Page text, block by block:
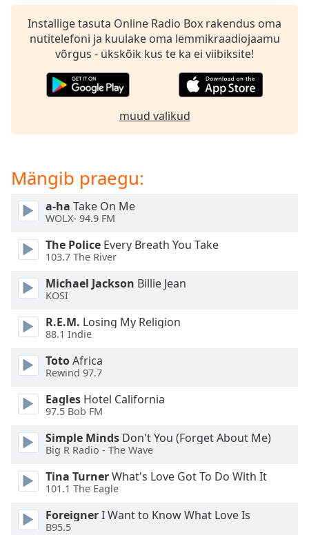
dialog
window.
Escape
window.
Color
Opacity
Text
Color
Opacity
Caption
Background
Color
Opacity
Font
Size
Installige tasuta Online Radio Box rakendus oma
nutitelefoni ja kuulake oma lemmikraadiojaamu
võrgus - ükskõik kus te ka ei viibiksite!
muud valikud
Mängib praegu:
a-ha Take On Me
WOLX- 94.9 FM
The Police Every Breath You Take
103.7 The River
Michael Jackson Billie Jean
KOSI
R.E.M. Losing My Religion
88.1 Indie
TotoAfrica
Rewind 97.7
Eagles Hotel California
97.5 Bob FM
Simple Minds Don't You (Forget About Me)
Big R Radio - The Wave
Tina TurnerWhat's Love Got To Do With It
101.1 The Eagle
ForeignerI Want to Know What Love Is
B95.5